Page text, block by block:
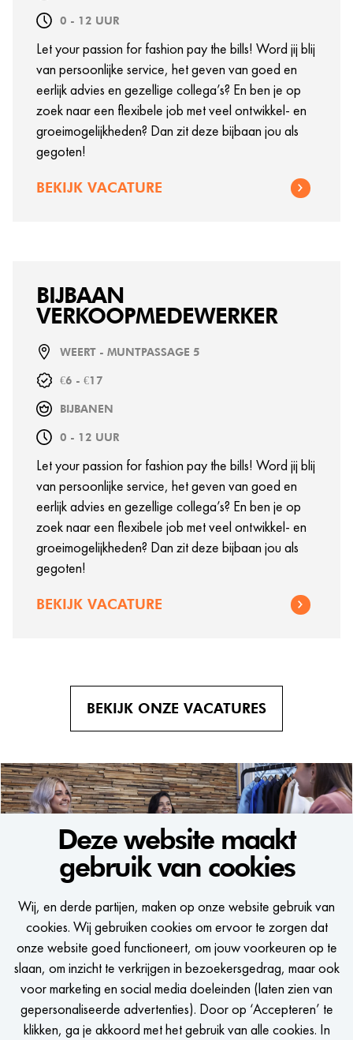
Deze website maakt
gebruik van cookies
Wij, en derde partijen, maken op onze website gebruik van
cookies. Wij gebruiken cookies om ervoor te zorgen dat
onze website goed functioneert, om jouw voorkeuren op te
slaan, om inzicht te verkrijgen in bezoekersgedrag, maar ook
voor marketing en social media doeleinden (laten zien van
gepersonaliseerde advertenties). Door op ‘Accepteren’ te
klikken, ga je akkoord met het gebruik van alle cookies. In
0 - 12 UUR
Let your passion for fashion pay the bills! Word jij blij
van persoonlijke service, het geven van goed en
eerlijk advies en gezellige collega’s? En ben je op
zoek naar een flexibele job met veel ontwikkel- en
groeimogelijkheden? Dan zit deze bijbaan jou als
gegoten!
BEKIJK VACATURE
BIJBAAN
VERKOOPMEDEWERKER
WEERT - MUNTPASSAGE 5
€6 - €17
BIJBANEN
0 - 12 UUR
Let your passion for fashion pay the bills! Word jij blij
van persoonlijke service, het geven van goed en
eerlijk advies en gezellige collega’s? En ben je op
zoek naar een flexibele job met veel ontwikkel- en
groeimogelijkheden? Dan zit deze bijbaan jou als
gegoten!
BEKIJK VACATURE
BEKIJK ONZE VACATURES
WE WOULD LIKE TO KEEP
IN TOUCH
Een seintje krijgen als er een passende vacature is?